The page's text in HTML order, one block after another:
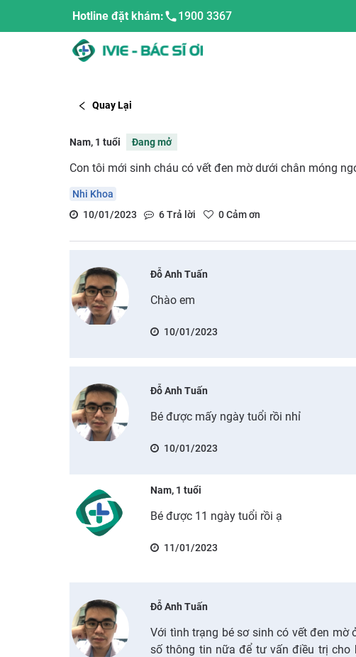
Hotline đặt khám: 1900 3367
Quay Lại
Nam, 1 tuổi Đang mở
Con tôi mới sinh cháu có vết đen mờ dưới chân móng
Nhi Khoa
10/01/2023
6Trả lời 0Cảm ơn
Đỗ Anh Tuấn
Chào em
10/01/2023
Đỗ Anh Tuấn
Bé được mấy ngày tuổi rồi nhỉ
10/01/2023
Nam, 1 tuổi
Bé được 11 ngày tuổi rồi ạ
11/01/2023
Đỗ Anh Tuấn
Với tình trạng bé sơ sinh có vết đen mờ
số thông tin nữa để tư vấn điều trị cho